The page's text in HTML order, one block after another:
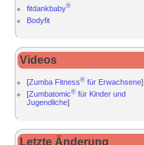
fitdankbaby®
Bodyfit
Videos
[Zumba Fitness® für Erwachsene]
[Zumbatomic® für Kinder und
Jugendliche]
Letzte Änderung